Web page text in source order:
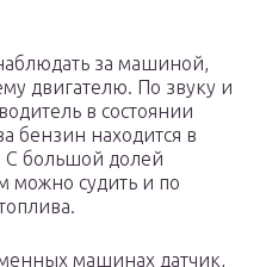
за машиной,
двигателю. По звуку и
в состоянии
бензин находится в
С большой долей
можно судить и по
машинах датчик,